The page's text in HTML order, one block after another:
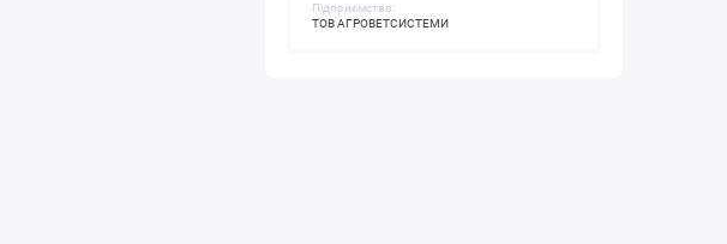
Підприємство:
ТОВ АГРОВЕТСИСТЕМИ